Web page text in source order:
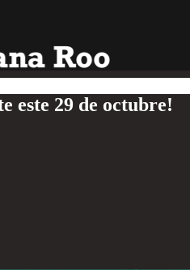
este 29 de octubre!